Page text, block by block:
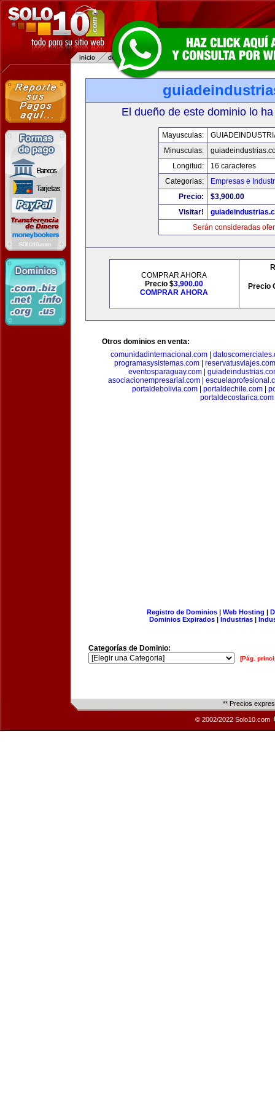
El dueño de este dominio lo
Mayusculas:
Minusculas:
Longitud:
16 caracteres
Categorias:
Empresas e
Precio:
$3,900.00
Visitar!
Serán consideradas
COMPRAR AHORA
Precio $3,900.00
COMPRAR AHORA
Precio
Otros dominios en venta:
comunidadinternacional.com
programasysistemas.com
reservatusviajes.com
eventosparaguay.com
asociacionempresarial.com|
portaldebolivia.com| portaldechile.com|
portaldecostarica.com
Registro de Dominios| Web Hosting |
Dominios Expirados | Industrias |
Categorías de Dominio:
[Pág.
** Precios
© 2002/2022 Solo10.com